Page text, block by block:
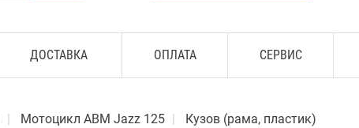
ДОСТАВКА ОПЛАТА СЕРВИС
Мотоцикл АВМ Jazz 125
Кузов (рама, пластик)